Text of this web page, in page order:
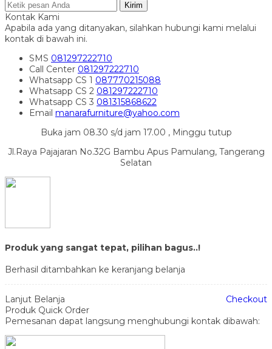
Kirim
Kontak Kami
Apabila ada yang ditanyakan, silahkan hubungi kami melalui
kontak di bawah ini.
SMS 081297222710
Call Center 081297222710
Whatsapp CS 1 087770215088
Whatsapp CS 2 081297222710
Whatsapp CS 3 081315868622
Email manarafurniture@yahoo.com
Buka jam 08.30 s/d jam 17.00 , Minggu tutup
Jl.Raya Pajajaran No.32G Bambu Apus Pamulang, Tangerang
Selatan
Produk yang sangat tepat, pilihan bagus..!
Berhasil ditambahkan ke keranjang belanja
Lanjut Belanja
Checkout
Produk Quick Order
Pemesanan dapat langsung menghubungi kontak dibawah: